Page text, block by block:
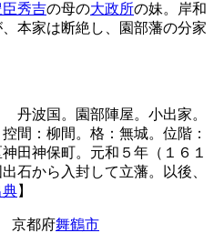
臣秀吉の母の大政所の妹。岸和
本家は断絶し、園部藩の分家
波国。園部陣屋。小出家。
間：柳間。格：無城。位階：
田神保町。元和５年（１６１
石から入封して立藩。以後、
典】
京都府舞鶴市